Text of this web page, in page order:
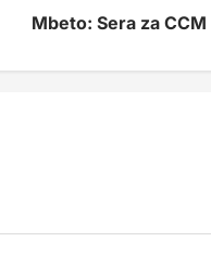
Mbeto: Sera za